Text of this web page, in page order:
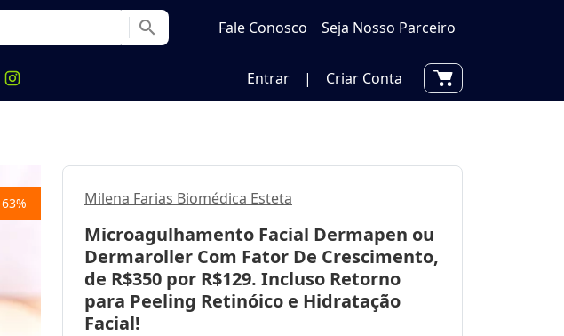
search Fale Conosco Seja Nosso Parceiro
Entrar | Criar Conta
63% Milena Farias Biomédica Esteta
Microagulhamento Facial Dermapen ou
Dermaroller Com Fator De Crescimento,
de R$350 por R$129. Incluso Retorno
para Peeling Retinóico e Hidratação
Facial!